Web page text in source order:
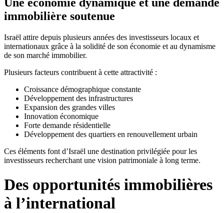
immobilière soutenue
Israël attire depuis plusieurs années des investisseurs locaux et
internationaux grâce à la solidité de son économie et au dynamisme
de son marché immobilier.
Plusieurs facteurs contribuent à cette attractivité :
Croissance démographique constante
Développement des infrastructures
Expansion des grandes villes
Innovation économique
Forte demande résidentielle
Développement des quartiers en renouvellement urbain
Ces éléments font d’Israël une destination privilégiée pour les
investisseurs recherchant une vision patrimoniale à long terme.
Des opportunités immobilières
à l’international